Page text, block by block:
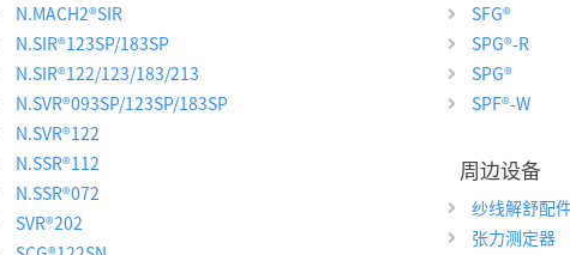
N.MACH2®SIR
N.SIR®123SP/183SP
N.SIR®122/123/183/213
N.SVR®093SP/123SP/183SP
N.SVR®122
N.SSR®112
N.SSR®072
SVR®202
SFG®
SPG®-R
SPG®
SPF®-W
周边设备
纱线解舒配
张力测定器